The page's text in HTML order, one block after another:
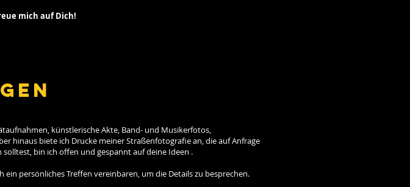
mich auf Dich!
künstlerische Akte, Band- und Musikerfotos,
hinaus biete ich Drucke meiner Straßenfotografie an, die auf Anfrage
bin ich offen und gespannt auf deine Ideen .
persönliches Treffen vereinbaren, um die Details zu besprechen.